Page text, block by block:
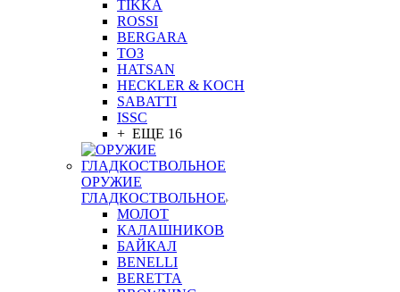
TIKKA
ROSSI
BERGARA
ТОЗ
HATSAN
HECKLER & KOCH
SABATTI
ISSC
+ ЕЩЕ 16
ОРУЖИЕ
ГЛАДКОСТВОЛЬНОЕ
МОЛОТ
КАЛАШНИКОВ
БАЙКАЛ
BENELLI
BERETTA